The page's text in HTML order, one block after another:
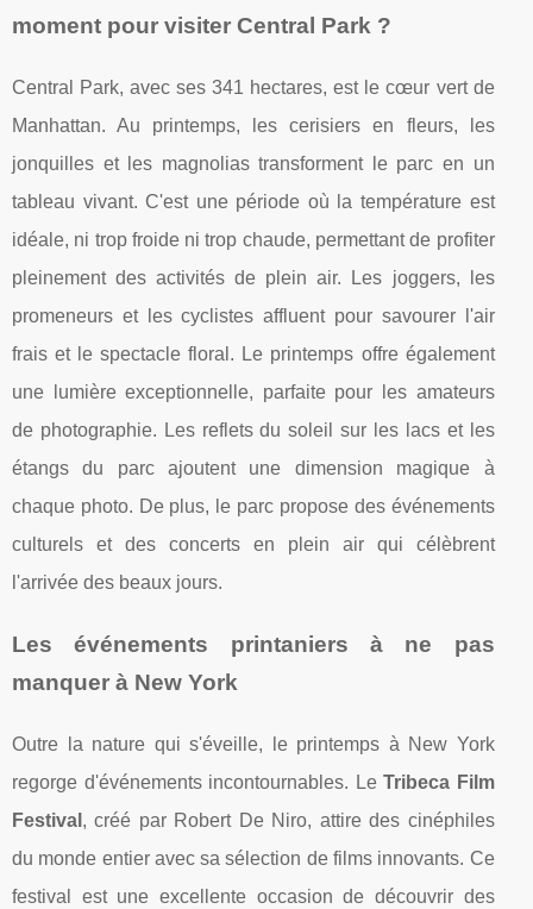
moment pour visiter Central Park ?
Central Park, avec ses 341 hectares, est le cœur vert de
Manhattan. Au printemps, les cerisiers en fleurs, les
jonquilles et les magnolias transforment le parc en un
tableau vivant. C'est une période où la température est
idéale, ni trop froide ni trop chaude, permettant de profiter
pleinement des activités de plein air. Les joggers, les
promeneurs et les cyclistes affluent pour savourer l'air
frais et le spectacle floral. Le printemps offre également
une lumière exceptionnelle, parfaite pour les amateurs
de photographie. Les reflets du soleil sur les lacs et les
étangs du parc ajoutent une dimension magique à
chaque photo. De plus, le parc propose des événements
culturels et des concerts en plein air qui célèbrent
l'arrivée des beaux jours.
Les événements printaniers à ne pas
manquer à New York
Outre la nature qui s'éveille, le printemps à New York
regorge d'événements incontournables. LeTribeca Film
Festival , créé par Robert De Niro, attire des cinéphiles
du monde entier avec sa sélection de films innovants. Ce
festival est une excellente occasion de découvrir des